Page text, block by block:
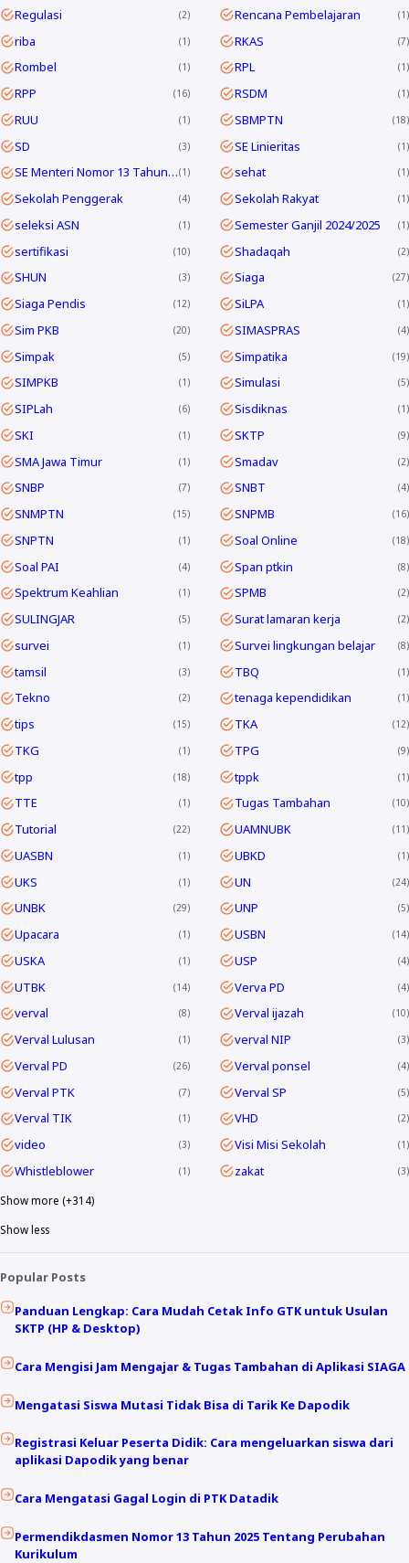
Regulasi 2 Rencana Pembelajaran 1
riba 1 RKAS 7
Rombel 1 RPL 1
RPP 16 RSDM 1
RUU 1 SBMPTN 18
SD 3 SE Linieritas 1
SE Menteri Nomor 13 Tahun 2025 1 sehat 1
Sekolah Penggerak 4 Sekolah Rakyat 1
seleksi ASN 1 Semester Ganjil 2024/2025 1
sertifikasi 10 Shadaqah 2
SHUN 3 Siaga 27
Siaga Pendis 12 SiLPA 1
Sim PKB 20 SIMASPRAS 4
Simpak 5 Simpatika 19
SIMPKB 1 Simulasi 5
SIPLah 6 Sisdiknas 1
SKI 1 SKTP 9
SMA Jawa Timur 1 Smadav 2
SNBP 7 SNBT 4
SNMPTN 15 SNPMB 16
SNPTN 1 Soal Online 18
Soal PAI 4 Span ptkin 8
Spektrum Keahlian 1 SPMB 2
SULINGJAR 5 Surat lamaran kerja 2
survei 1 Survei lingkungan belajar 8
tamsil 3 TBQ 1
Tekno 2 tenaga kependidikan 1
tips 15 TKA 12
TKG 1 TPG 9
tpp 18 tppk 1
TTE 1 Tugas Tambahan 10
Tutorial 22 UAMNUBK 11
UASBN 1 UBKD 1
UKS 1 UN 24
UNBK 29 UNP 5
Upacara 1 USBN 14
USKA 1 USP 4
UTBK 14 Verva PD 4
verval 8 Verval ijazah 10
Verval Lulusan 1 verval NIP 3
Verval PD 26 Verval ponsel 4
Verval PTK 7 Verval SP 5
Verval TIK 1 VHD 2
video 3 Visi Misi Sekolah 1
Whistleblower 1 zakat 3
Show more (+314)
Show less
Popular Posts
Panduan Lengkap: Cara Mudah Cetak Info GTK untuk Usulan
SKTP (HP & Desktop)
Cara Mengisi Jam Mengajar & Tugas Tambahan di Aplikasi SIAGA
Mengatasi Siswa Mutasi Tidak Bisa di Tarik Ke Dapodik
Registrasi Keluar Peserta Didik: Cara mengeluarkan siswa dari
aplikasi Dapodik yang benar
Cara Mengatasi Gagal Login di PTK Datadik
Permendikdasmen Nomor 13 Tahun 2025 Tentang Perubahan
Kurikulum